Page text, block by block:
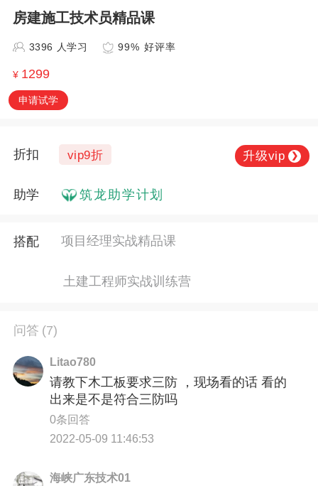
房建施工技术员精品课
3396 人学习 99% 好评率
¥ 1299
申请试学
折扣 vip9折 升级vip ❯
助学 筑龙助学计划
搭配 项目经理实战精品课
土建工程师实战训练营
问答 (7)
Litao780
请教下木工板要求三防 ，现场看的话 看的
出来是不是符合三防吗
0条回答
2022-05-09 11:46:53
海峡广东技术01